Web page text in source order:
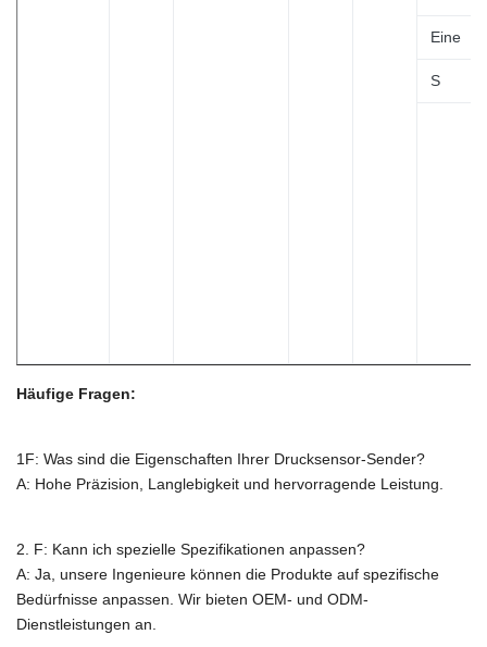
Eine
S
Häufige Fragen:
1F: Was sind die Eigenschaften Ihrer Drucksensor-Sender?
A: Hohe Präzision, Langlebigkeit und hervorragende Leistung.
2. F: Kann ich spezielle Spezifikationen anpassen?
A: Ja, unsere Ingenieure können die Produkte auf spezifische
Bedürfnisse anpassen. Wir bieten OEM- und ODM-
Dienstleistungen an.